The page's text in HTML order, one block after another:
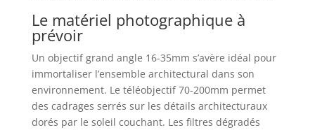
Le matériel photographique à
prévoir
Un objectif grand angle 16-35mm s’avère idéal pour
immortaliser l’ensemble architectural dans son
environnement. Le téléobjectif 70-200mm permet
des cadrages serrés sur les détails architecturaux
dorés par le soleil couchant. Les filtres dégradés